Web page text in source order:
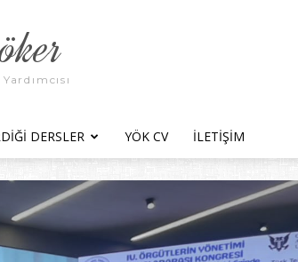
DERSLER YÖK CV İLETIŞIM